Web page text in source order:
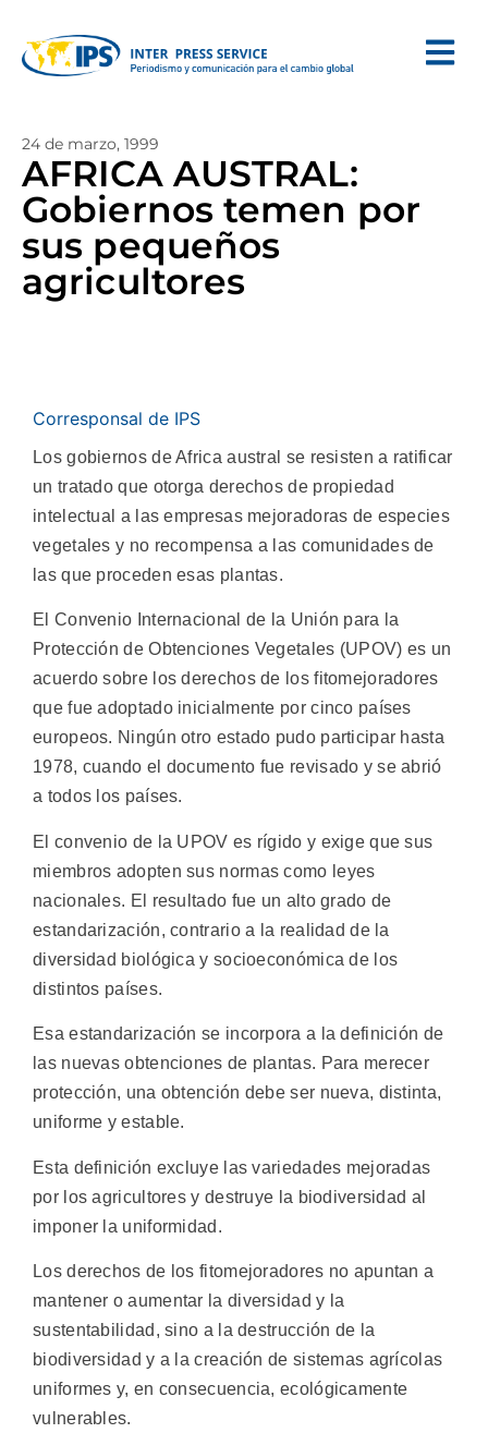
24 de marzo, 1999
AFRICA AUSTRAL:
Gobiernos temen por
sus pequeños
agricultores
Corresponsal de IPS
Los gobiernos de Africa austral se resisten a ratificar
un tratado que otorga derechos de propiedad
intelectual a las empresas mejoradoras de especies
vegetales y no recompensa a las comunidades de
las que proceden esas plantas.
El Convenio Internacional de la Unión para la
Protección de Obtenciones Vegetales (UPOV) es un
acuerdo sobre los derechos de los fitomejoradores
que fue adoptado inicialmente por cinco países
europeos. Ningún otro estado pudo participar hasta
1978, cuando el documento fue revisado y se abrió
a todos los países.
El convenio de la UPOV es rígido y exige que sus
miembros adopten sus normas como leyes
nacionales. El resultado fue un alto grado de
estandarización, contrario a la realidad de la
diversidad biológica y socioeconómica de los
distintos países.
Esa estandarización se incorpora a la definición de
las nuevas obtenciones de plantas. Para merecer
protección, una obtención debe ser nueva, distinta,
uniforme y estable.
Esta definición excluye las variedades mejoradas
por los agricultores y destruye la biodiversidad al
imponer la uniformidad.
Los derechos de los fitomejoradores no apuntan a
mantener o aumentar la diversidad y la
sustentabilidad, sino a la destrucción de la
biodiversidad y a la creación de sistemas agrícolas
uniformes y, en consecuencia, ecológicamente
vulnerables.